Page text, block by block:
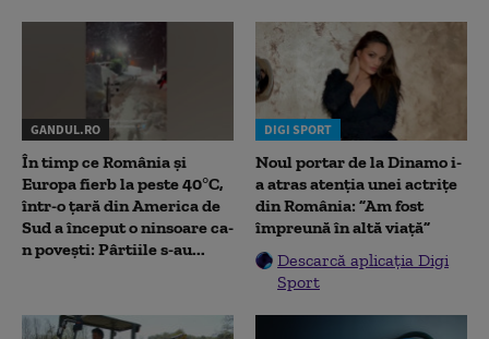
GANDUL.RO
În timp ce România și
Europa fierb la peste 40°C,
într-o țară din America de
Sud a început o ninsoare ca-
n povești: Pârtiile s-au...
DIGI SPORT
Noul portar de la Dinamo i-
a atras atenția unei actrițe
din România: ”Am fost
împreună în altă viață”
Descarcă aplicația Digi
Sport